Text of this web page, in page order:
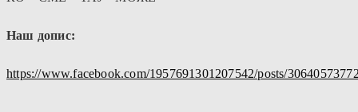
Наш допис:
https://www.facebook.com/1957691301207542/posts/